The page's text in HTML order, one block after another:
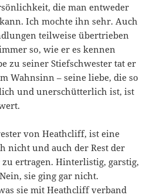
die man entweder
Ich mochte ihn sehr. Auch
teilweise übertrieben
so, wie er es kennen
zu seiner Stiefschwester tat er
Wahnsinn – seine liebe, die so
und unerschütterlich ist, ist
von Heathcliff, ist eine
nicht und auch der Rest der
ertragen. Hinterlistig, garstig,
sie ging gar nicht.
sie mit Heathcliff verband